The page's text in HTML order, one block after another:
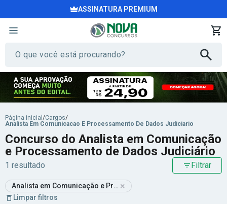
ASSINATURA PREMIUM
Página inicial /Cargos/
Analista Em Comunicacao E Processamento De Dados Judiciario
Concurso do Analista em Comunicação
e Processamento de Dados Judiciário
1 resultado Filtrar
Analista em Comunicação e Processamento de Dados
×
Limpar filtros